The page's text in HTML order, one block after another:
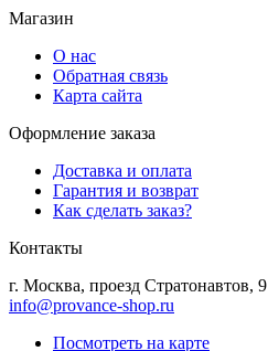
Магазин
О нас
Обратная связь
Карта сайта
Оформление заказа
Доставка и оплата
Гарантия и возврат
Как сделать заказ?
Контакты
г. Москва, проезд Стратонавтов, 9
info@provance-shop.ru
Посмотреть на карте